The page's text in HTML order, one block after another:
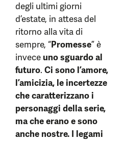
degli ultimi giorni
d’estate, in attesa del
ritorno alla vita di
sempre, “Promesse” è
invece uno sguardo al
futuro. Ci sono l’amore,
l’amicizia, le incertezze
che caratterizzano i
personaggi della serie,
ma che erano e sono
anche nostre. I legami